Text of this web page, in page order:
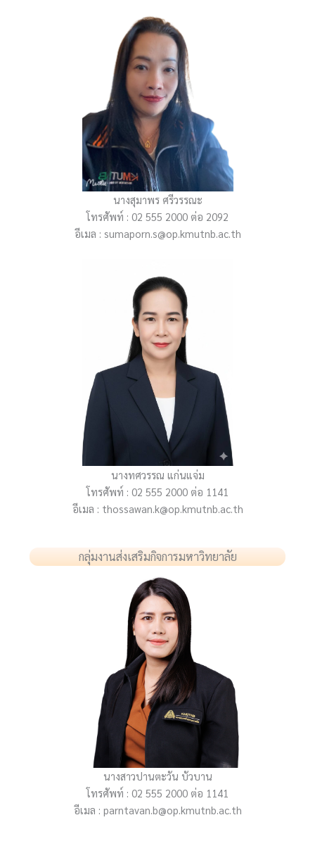
นางสุมาพร ศรีวรรณะ
โทรศัพท์ : 02 555 2000 ต่อ 2092
อีเมล : sumaporn.s@op.kmutnb.ac.th
นางทศวรรณ แก่นแจ่ม
โทรศัพท์ : 02 555 2000 ต่อ 1141
อีเมล : thossawan.k@op.kmutnb.ac.th
กลุ่มงานส่งเสริมกิจการมหาวิทยาลัย
นางสาวปานตะวัน บัวบาน
โทรศัพท์ : 02 555 2000 ต่อ 1141
อีเมล : parntavan.b@op.kmutnb.ac.th